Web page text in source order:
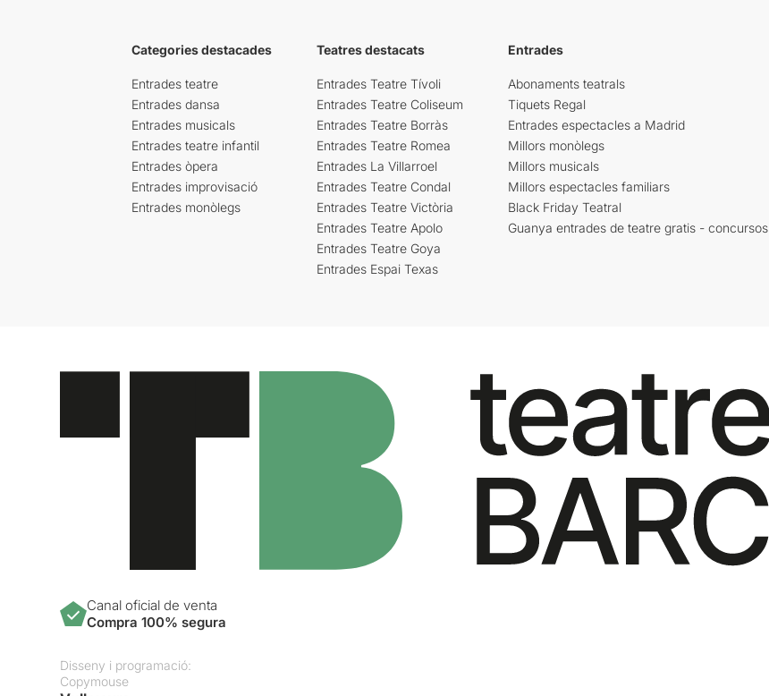
Categories destacades
Entrades teatre
Entrades dansa
Entrades musicals
Entrades teatre infantil
Entrades òpera
Entrades improvisació
Entrades monòlegs
Teatres destacats
Entrades Teatre Tívoli
Entrades Teatre Coliseum
Entrades Teatre Borràs
Entrades Teatre Romea
Entrades La Villarroel
Entrades Teatre Condal
Entrades Teatre Victòria
Entrades Teatre Apolo
Entrades Teatre Goya
Entrades Espai Texas
Entrades
Abonaments teatrals
Tiquets Regal
Entrades espectacles a Madrid
Millors monòlegs
Millors musicals
Millors espectacles familiars
Black Friday Teatral
Guanya entrades de teatre gratis - concursos
Canal oficial de venta
Compra 100% segura
Disseny i programació:
Copymouse